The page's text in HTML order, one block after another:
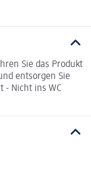
Sie das Produkt
entsorgen Sie
- Nicht ins WC